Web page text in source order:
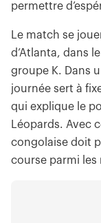
permettre
Le match se
d’Atlanta, dans
groupe K. Dans
journée sert à
qui explique le
Léopards. Avec
congolaise doit
course parmi les